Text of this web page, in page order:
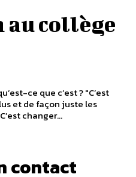
au collège
ce que c’est ? "C’est
et de façon juste les
changer...
contact